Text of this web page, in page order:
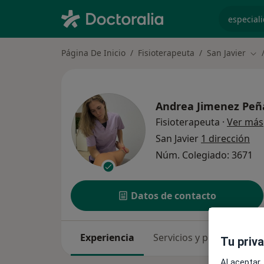
Página De Inicio Fisioterapeuta San Javier
Andrea Jimenez
Fisioterapeuta · Ver más
San Javier 1 dirección
Núm. Colegiado: 3671
Datos de contacto
Experiencia Servicios y precios
Tu